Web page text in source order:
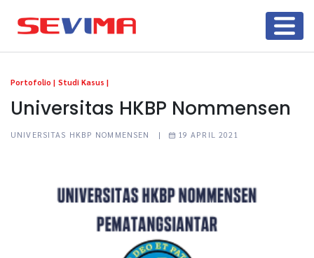
Portofolio | Studi Kasus |
Universitas HKBP Nommensen
UNIVERSITAS HKBP NOMMENSEN | 19 APRIL 2021